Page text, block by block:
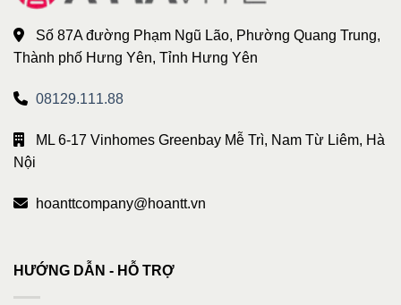
Số 87A đường Phạm Ngũ Lão, Phường Quang Trung,
Thành phố Hưng Yên, Tỉnh Hưng Yên
08129.111.88
ML 6-17 Vinhomes Greenbay Mễ Trì, Nam Từ Liêm, Hà
Nội
hoanttcompany@hoantt.vn
HƯỚNG DẪN - HỖ TRỢ